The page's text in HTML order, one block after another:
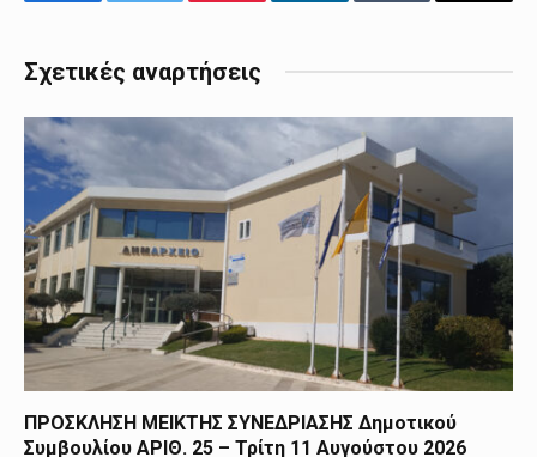
Σχετικές αναρτήσεις
ΠΡΟΣΚΛΗΣΗ ΜΕΙΚΤΗΣ ΣΥΝΕΔΡΙΑΣΗΣ Δημοτικού
Συμβουλίου ΑΡΙΘ. 25 – Τρίτη 11 Αυγούστου 2026